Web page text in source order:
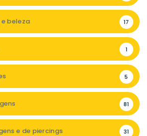
e beleza 17
1
5
81
e de piercings 31